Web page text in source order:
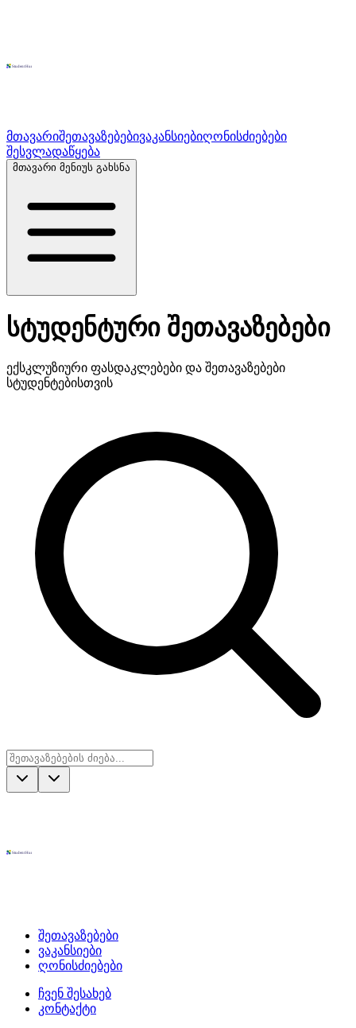
მთავარიშეთავაზებებივაკანსიებიღონისძიებები
შესვლადაწყება
მთავარი მენიუს გახსნა
სტუდენტური შეთავაზებები
ექსკლუზიური ფასდაკლებები და შეთავაზებები
სტუდენტებისთვის
შეთავაზებები
ვაკანსიები
ღონისძიებები
ჩვენ შესახებ
კონტაქტი